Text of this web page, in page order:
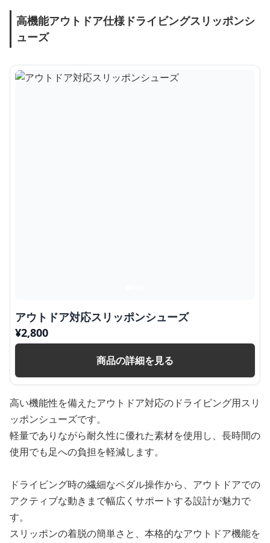
高機能アウトドア仕様ドライビングスリッポンシ
ューズ
アウトドア対応スリッポンシューズ
¥2,800
商品の詳細を見る
高い機能性を備えたアウトドア対応のドライビング用スリ
ッポンシューズです。
軽量でありながら耐久性に優れた素材を使用し、長時間の
使用でも足への負担を軽減します。
ドライビング時の繊細なペダル操作から、アウトドアでの
アクティブな動きまで幅広くサポートする設計が魅力で
す。
スリッポンの着脱の簡単さと、本格的なアウトドア機能を